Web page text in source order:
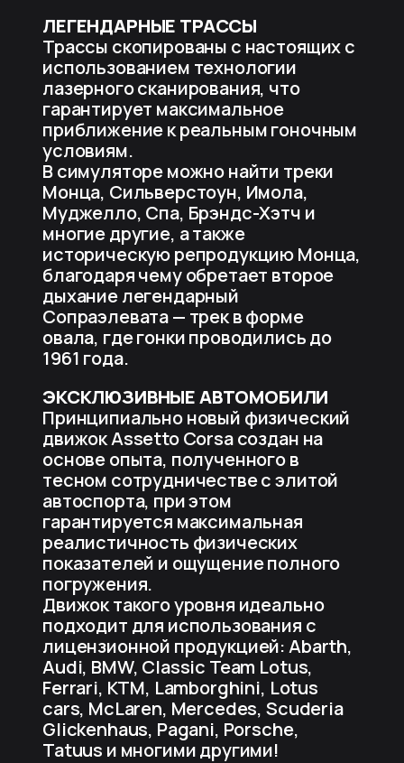
ЛЕГЕНДАРНЫЕ ТРАССЫ
Трассы скопированы с настоящих с
использованием технологии
лазерного сканирования, что
гарантирует максимальное
приближение к реальным гоночным
условиям.
В симуляторе можно найти треки
Монца, Сильверстоун, Имола,
Муджелло, Спа, Брэндс-Хэтч и
многие другие, а также
историческую репродукцию Монца,
благодаря чему обретает второе
дыхание легендарный
Сопраэлевата — трек в форме
овала, где гонки проводились до
1961 года.
ЭКСКЛЮЗИВНЫЕ АВТОМОБИЛИ
Принципиально новый физический
движок Assetto Corsa создан на
основе опыта, полученного в
тесном сотрудничестве с элитой
автоспорта, при этом
гарантируется максимальная
реалистичность физических
показателей и ощущение полного
погружения.
Движок такого уровня идеально
подходит для использования с
лицензионной продукцией: Abarth,
Audi, BMW, Classic Team Lotus,
Ferrari, KTM, Lamborghini, Lotus
cars, McLaren, Mercedes, Scuderia
Glickenhaus, Pagani, Porsche,
Tatuus и многими другими!